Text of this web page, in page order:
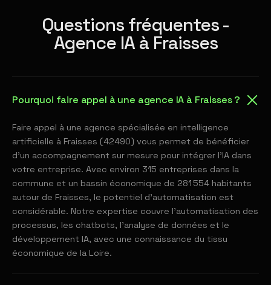
Questions fréquentes -
Agence IA à Fraisses
Pourquoi faire appel à une agence IA à Fraisses ?
Faire appel à une agence spécialisée en intelligence
artificielle à Fraisses (42490) vous permet de bénéficier
d'un accompagnement sur mesure pour intégrer l'IA dans
votre entreprise. Avec environ 315 entreprises dans la
commune et un bassin économique de 281 554 habitants
autour de Fraisses, le potentiel d'automatisation est
considérable. Notre expertise couvre l'automatisation des
processus, les chatbots, l'analyse de données et le
développement IA, avec une connaissance du tissu
économique de la Loire.